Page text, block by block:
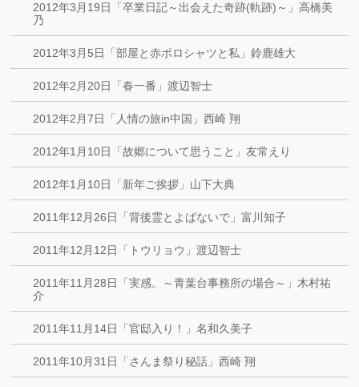
2012年3月19日「卒業日記～出会えた奇跡(軌跡)～」高橋美
乃
2012年3月5日「部屋と赤ポロシャツと私」鈴鹿雄大
2012年2月20日「春一番」渡辺智士
2012年2月7日「人情の旅in中国」西崎 翔
2012年1月10日「故郷について思うこと」友常えり
2012年1月10日「新年ご挨拶」山下大典
2011年12月26日「背後霊とよばないで」富川知子
2011年12月12日「トウリョウ」渡辺智士
2011年11月28日「実感。～青葉台事務所の場合～」木村祐
介
2011年11月14日「官邸入り！」名和久美子
2011年10月31日「さんま祭り秘話」西崎 翔